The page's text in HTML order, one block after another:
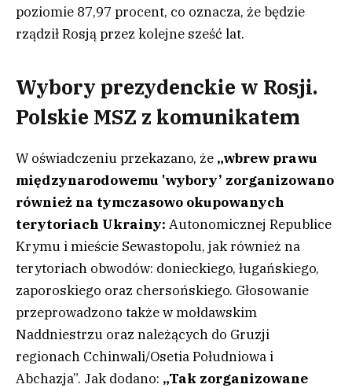
poziomie 87,97 procent, co oznacza, że będzie
rządził Rosją przez kolejne sześć lat.
Wybory prezydenckie w Rosji.
Polskie MSZ z komunikatem
W oświadczeniu przekazano, że „wbrew prawu
międzynarodowemu 'wybory’ zorganizowano
również na tymczasowo okupowanych
terytoriach Ukrainy: Autonomicznej Republice
Krymu i mieście Sewastopolu, jak również na
terytoriach obwodów: donieckiego, ługańskiego,
zaporoskiego oraz chersońskiego. Głosowanie
przeprowadzono także w mołdawskim
Naddniestrzu oraz należących do Gruzji
regionach Cchinwali/Osetia Południowa i
Abchazja”. Jak dodano: „Tak zorganizowane